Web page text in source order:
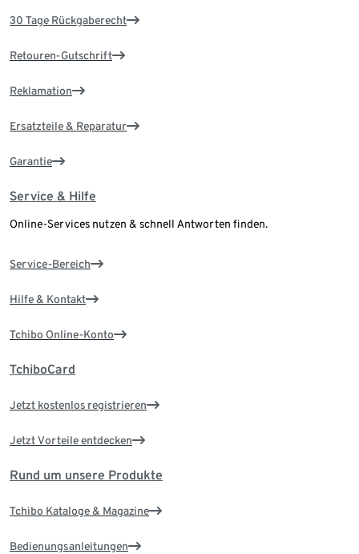
30 Tage Rückgaberecht
Retouren-Gutschrift
Reklamation
Ersatzteile & Reparatur
Garantie
Service & Hilfe
Online-Services nutzen & schnell Antworten finden.
Service-Bereich
Hilfe & Kontakt
Tchibo Online-Konto
TchiboCard
Jetzt kostenlos registrieren
Jetzt Vorteile entdecken
Rund um unsere Produkte
Tchibo Kataloge & Magazine
Bedienungsanleitungen